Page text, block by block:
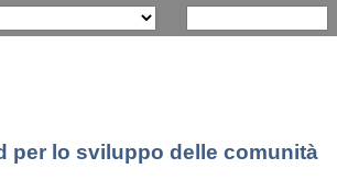
per lo sviluppo delle comunità